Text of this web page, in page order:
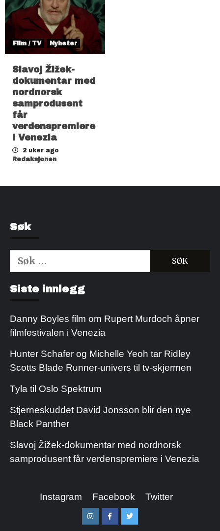
Film / TV Nyheter
Slavoj Žižek-
dokumentar med
nordnorsk
samprodusent
får
verdenspremiere
i Venezia
2 uker ago
Redaksjonen
Søk
Søk
etter:
Siste innlegg
Danny Boyles film om Rupert Murdoch åpner
filmfestivalen i Venezia
Hunter Schafer og Michelle Yeoh tar Ridley
Scotts Blade Runner-univers til tv-skjermen
Tyla til Oslo Spektrum
Stjerneskuddet David Jonsson blir den nye
Black Panther
Slavoj Žižek-dokumentar med nordnorsk
samprodusent får verdenspremiere i Venezia
Instagram Facebook Twitter
InstagramFacebookTwitter